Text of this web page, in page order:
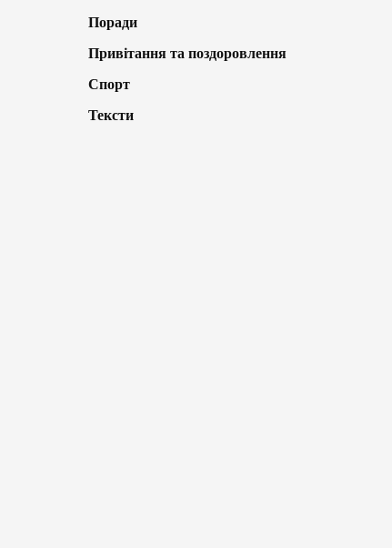
Поради
Привітання та поздоровлення
Спорт
Тексти